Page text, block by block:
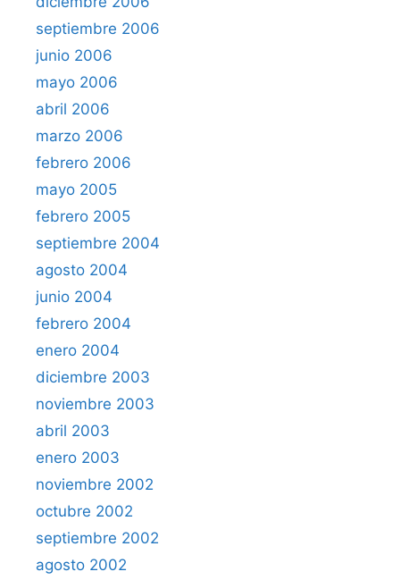
septiembre 2006
junio 2006
mayo 2006
abril 2006
marzo 2006
febrero 2006
mayo 2005
febrero 2005
septiembre 2004
agosto 2004
junio 2004
febrero 2004
enero 2004
diciembre 2003
noviembre 2003
abril 2003
enero 2003
noviembre 2002
octubre 2002
septiembre 2002
agosto 2002